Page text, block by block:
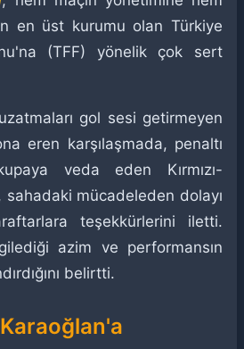
en üst kurumu olan Türkiye
(TFF) yönelik çok sert
gol sesi getirmeyen
eren karşılaşmada, penaltı
veda eden Kırmızı-
sahadaki mücadeleden dolayı
teşekkürlerini iletti.
azim ve performansın
belirtti.